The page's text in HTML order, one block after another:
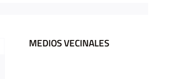
MEDIOS VECINALES